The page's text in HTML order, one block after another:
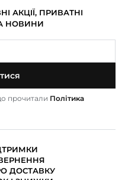
АКЦІЇ, ПРИВАТНІ
НОВИНИ
прочитали Політика
ДОСТАВКУ